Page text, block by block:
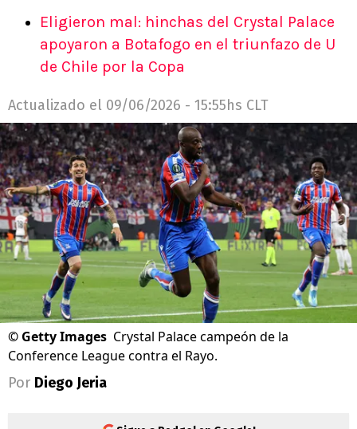
Eligieron mal: hinchas del Crystal Palace
apoyaron a Botafogo en el triunfazo de U
de Chile por la Copa
Actualizado el 09/06/2026 - 15:55hs CLT
© Getty Images Crystal Palace campeón de la
Conference League contra el Rayo.
Por Diego Jeria